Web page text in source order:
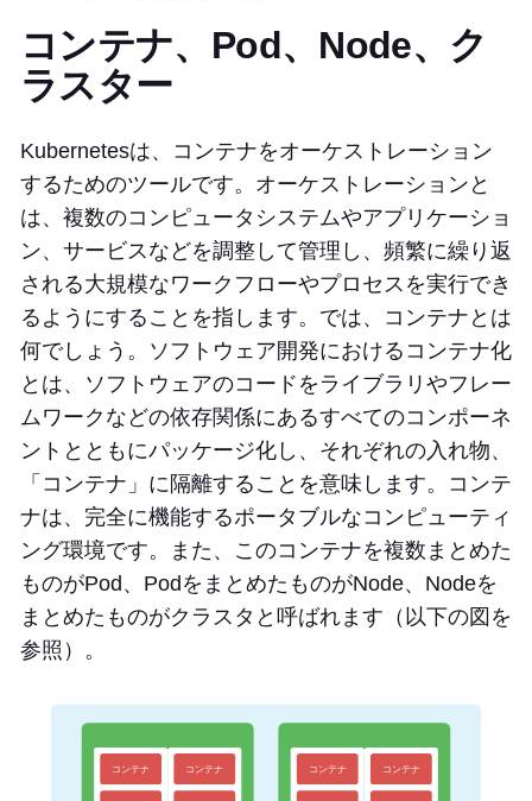
コンテナ、Pod、Node、ク
ラスター
Kubernetesは、コンテナをオーケストレーション
するためのツールです。オーケストレーションと
は、複数のコンピュータシステムやアプリケーショ
ン、サービスなどを調整して管理し、頻繁に繰り返
される大規模なワークフローやプロセスを実行でき
るようにすることを指します。では、コンテナとは
何でしょう。ソフトウェア開発におけるコンテナ化
とは、ソフトウェアのコードをライブラリやフレー
ムワークなどの依存関係にあるすべてのコンポーネ
ントとともにパッケージ化し、それぞれの入れ物、
「コンテナ」に隔離することを意味します。コンテ
ナは、完全に機能するポータブルなコンピューティ
ング環境です。また、このコンテナを複数まとめた
ものがPod、PodをまとめたものがNode、Nodeを
まとめたものがクラスタと呼ばれます（以下の図を
参照）。